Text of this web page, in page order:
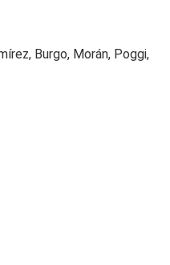
Burgo, Morán, Poggi,